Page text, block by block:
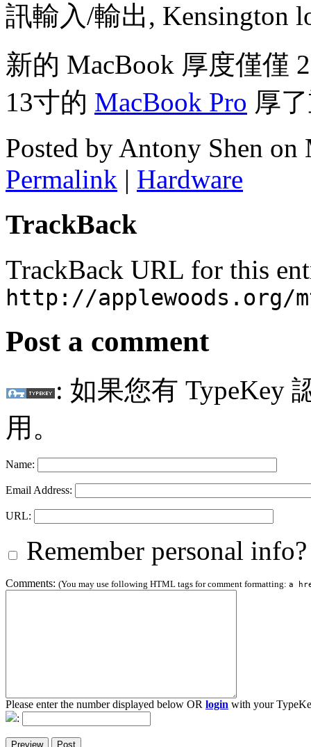
訊輸入/輸出, Kensington
新的 MacBook 厚度僅僅
13寸的 MacBook Pro 厚
Posted by Antony Shen
Permalink | Hardware
TrackBack
TrackBack URL for this
http://applewoods.org/
Post a comment
: 如果您有 TypeKey
用。
Name:
Email Address:
URL:
Remember personal info?
Comments: (You may use following HTML tags for comment formatting: a
Please enter the number displayed below OR login with your
: